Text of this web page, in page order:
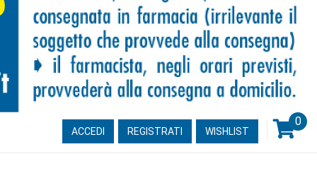
ACCEDI REGISTRATI WISHLIST
0